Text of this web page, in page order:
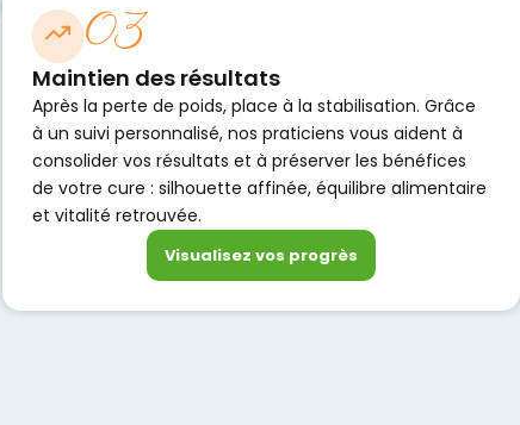
03
Maintien des résultats
Après la perte de poids, place à la stabilisation. Grâce
à un suivi personnalisé, nos praticiens vous aident à
consolider vos résultats et à préserver les bénéfices
de votre cure : silhouette affinée, équilibre alimentaire
et vitalité retrouvée.
Visualisez vos progrès